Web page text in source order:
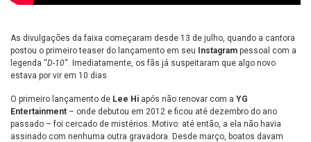
As divulgações da faixa começaram desde 13 de julho, quando a cantora
postou o primeiro teaser do lançamento em seu Instagram pessoal com a
legenda “D-10“. Imediatamente, os fãs já suspeitaram que algo novo
estava por vir em 10 dias.
O primeiro lançamento de Lee Hi após não renovar com a YG
Entertainment – onde debutou em 2012 e ficou até dezembro do ano
passado – foi cercado de mistérios. Motivo: até então, a ela não havia
assinado com nenhuma outra gravadora. Desde março, boatos davam